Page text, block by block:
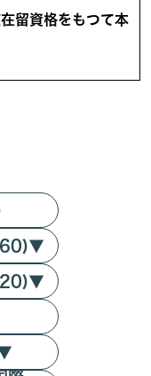
留資格をもつて本
▼
▼